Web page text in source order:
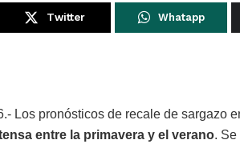
Twitter Whatapp
Los pronósticos de recale de sargazo
entre la primavera y el verano.